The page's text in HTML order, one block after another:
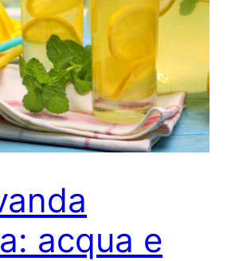
acqua e